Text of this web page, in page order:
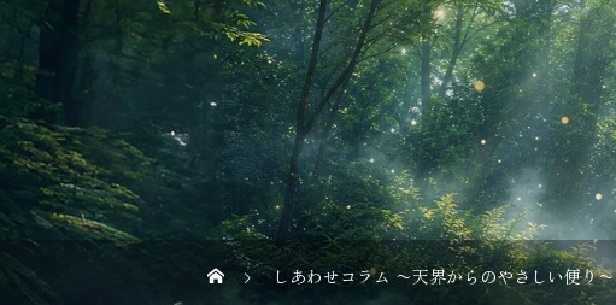
しあわせコラム 〜天界からのやさしい便り〜